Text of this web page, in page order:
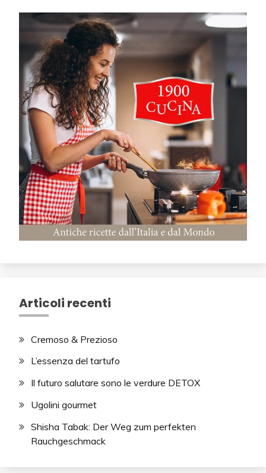
Articoli recenti
Cremoso & Prezioso
L’essenza del tartufo
Il futuro salutare sono le verdure DETOX
Ugolini gourmet
Shisha Tabak: Der Weg zum perfekten
Rauchgeschmack